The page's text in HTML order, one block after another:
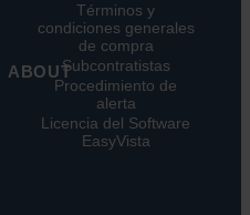
ABOUT
somos
Nuestra
Términos y
condiciones generales
de compra
Subcontratistas
Procedimiento de
alerta
Licencia del Software
EasyVista